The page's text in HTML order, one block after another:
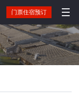
门票住宿预订